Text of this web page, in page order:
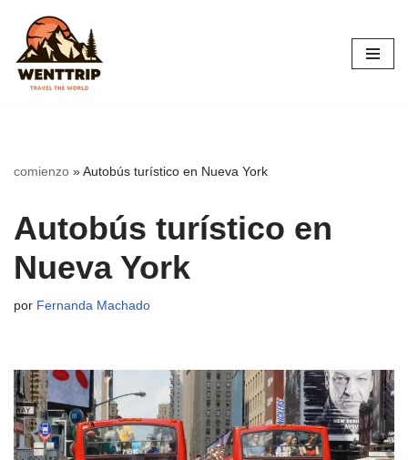
Saltar
al
contenido
comienzo »Autobús turístico en Nueva York
Autobús turístico en
Nueva York
por Fernanda Machado